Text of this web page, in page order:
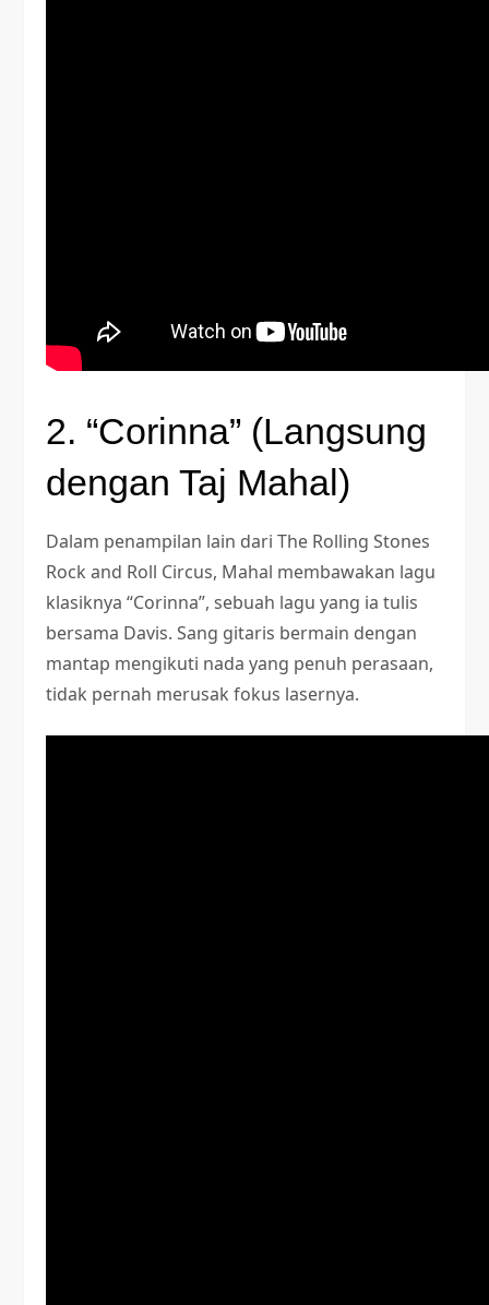
2. “Corinna” (Langsung
dengan Taj Mahal)
Dalam penampilan lain dari The Rolling Stones
Rock and Roll Circus, Mahal membawakan lagu
klasiknya “Corinna”, sebuah lagu yang ia tulis
bersama Davis. Sang gitaris bermain dengan
mantap mengikuti nada yang penuh perasaan,
tidak pernah merusak fokus lasernya.